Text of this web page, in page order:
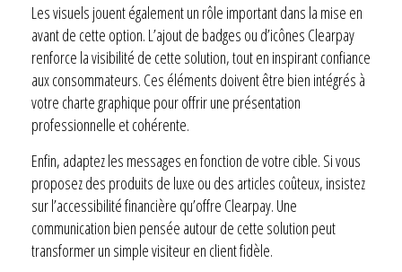
Les visuels jouent également un rôle important dans la mise en
avant de cette option. L’ajout de badges ou d’icônes Clearpay
renforce la visibilité de cette solution, tout en inspirant confiance
aux consommateurs. Ces éléments doivent être bien intégrés à
votre charte graphique pour offrir une présentation
professionnelle et cohérente.
Enfin, adaptez les messages en fonction de votre cible. Si vous
proposez des produits de luxe ou des articles coûteux, insistez
sur l’accessibilité financière qu’offre Clearpay. Une
communication bien pensée autour de cette solution peut
transformer un simple visiteur en client fidèle.